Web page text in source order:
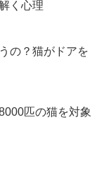
く心理
の？猫がドアを
匹の猫を対象